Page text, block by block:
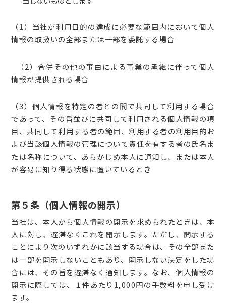
（1）当社が利用目的の達成に必要な範囲内において個人
情報の取扱いの全部または一部を委託する場合
（2）合併その他の事由による事業の承継に伴って個人
情報が提供される場合
（3）個人情報を特定の者との間で共同して利用する場合
であって、その旨並びに共同して利用される個人情報の項
目、共同して利用する者の範囲、利用する者の利用目的お
よび当該個人情報の管理について責任を有する者の氏名ま
たは名称について、あらかじめ本人に通知し、または本人
が容易に知り得る状態に置いているとき
第５条（個人情報の開示）
当社は、本人から個人情報の開示を求められたときは、本
人に対し、遅滞なくこれを開示します。ただし、開示する
ことにより次のいずれかに該当する場合は、その全部また
は一部を開示しないこともあり、開示しない決定をした場
合には、その旨を遅滞なく通知します。なお、個人情報の
開示に際しては、１件あたり1,000円の手数料を申し受け
ます。